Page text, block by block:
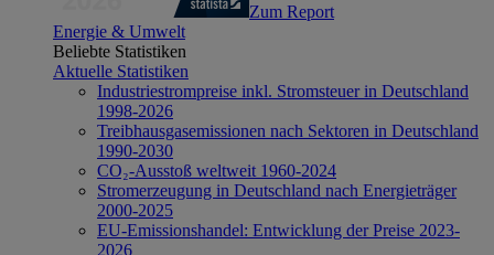
Zum Report
Energie & Umwelt
Beliebte Statistiken
Aktuelle Statistiken
Industriestrompreise inkl. Stromsteuer in Deutschland
1998-2026
Treibhausgasemissionen nach Sektoren in Deutschland
1990-2030
CO₂-Ausstoß weltweit 1960-2024
Stromerzeugung in Deutschland nach Energieträger
2000-2025
EU-Emissionshandel: Entwicklung der Preise 2023-
2026